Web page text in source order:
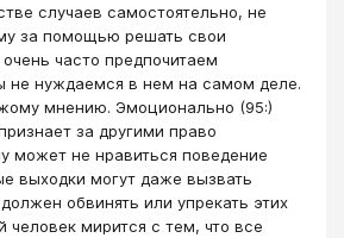
случаев самостоятельно, не
за помощью решать свои
часто предпочитаем
не нуждаемся в нем на самом деле.
мнению. Эмоционально (95:)
за другими право
может не нравиться поведение
выходки могут даже вызвать
обвинять или упрекать этих
мирится с тем, что все